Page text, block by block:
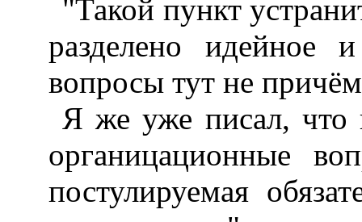
"Такой пункт
разделено идейное
вопросы тут не
Я же уже писал, что
органицационные
постулируемая